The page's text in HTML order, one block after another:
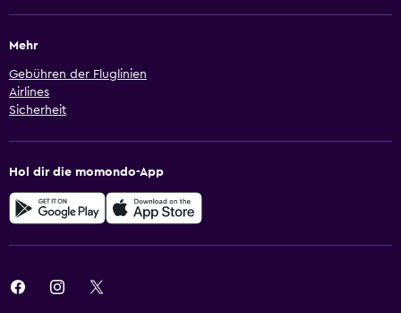
Mehr
Gebühren der Fluglinien
Airlines
Sicherheit
Hol dir die momondo-App